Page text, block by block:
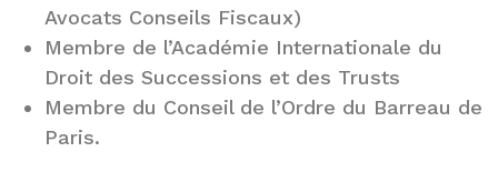
Avocats Conseils Fiscaux)
Membre de l’Académie Internationale du
Droit des Successions et des Trusts
Membre du Conseil de l’Ordre du Barreau de
Paris.